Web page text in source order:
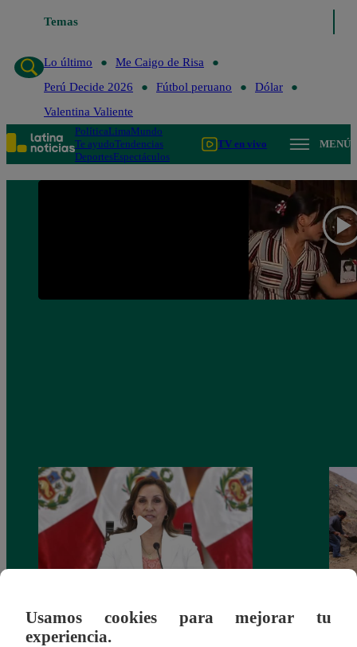
Temas
Lo último
Me Caigo de Risa
Perú Decide 2026
Fútbol peruano
Dólar
Valentina Valiente
PolíticaLimaMundo
Te ayudoTendencias
DeportesEspectáculos
TV en vivo MENÚ
Congreso: proponen que el aumento del
salario presidencial se aplique desde 2026
Las
Usamos cookies para mejorar tu
experiencia.